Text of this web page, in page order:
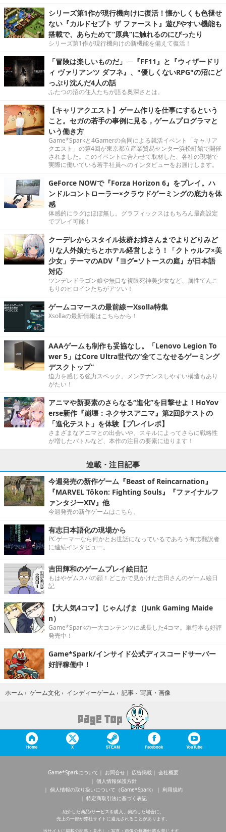
シリーズ第1作が現行機向けに復活！懐かしくも色褪せ
ない『カルドセプト ザ ファースト』遊びやすい機能も
搭載で、あらためて“原典”に触れるのにぴったり
シリーズ第1作が現行機向けの新機能を備えて復活！
「冒険は楽しいものだ」 ─『FF11』と『ウィザードリ
ィ ヴァリアンツ ダフネ』、"優しくないRPG"の沼にど
っぷり沈んだ4人の話
ふたつの沼の住人たちが語る奥深さとは。
【キャリアクエスト】ゲーム作りを仕事にするという
こと。セガの若手の事例に見る，ゲームプログラマと
いう働き方
Game*Sparkと4Gamerの合同による就活イベント「キャリア
クエスト」の第4回が東京都立産業貿易センター浜松町館で開催
されました。このイベントに合わせて取材した、各社の現場で
実際に働いている若手社員へのインタビューをお届けします。
GeForce NOWで『Forza Horizon 6』をプレイ。ハ
ンドルコントローラー×クラウドゲーミングの底力を体
感
体感的にラグはほぼ無し。グラフィックスはもちろん最高設定
でプレイ可能！
クーデレからスタイル抜群お姉さんまでよりどりみど
りな人外娘たちとホテル経営しよう！「クトゥルフ×美
少女」テーマのADV『ヨグ=ソトースの庭』が日本語
対応
ツンデレドラゴン娘や無口な複眼死神美少女など、属性てんこ
もりのヒロインたちがアツい！
ゲームコマースの最前線ーXsolla特集
Xsollaの最新情報はこちらから！
AAAゲームも制作も妥協なし。「Lenovo Legion To
wer 5」はCore Ultra世代の“全てこなせるゲーミング
デスクトップ”
迫力を感じる強力スペック。メンテナンスしやすい構造もあり
がたい！
アニマや新要素のさらなる“進化”を目撃せよ！HoYov
erse新作『崩壊：ネクサスアニマ』第2回βテストの
「進化テスト」を体験【プレイレポ】
さまざまなアニマとの出会いや、スキルによってさらに戦略性
が増したバトルなど、本作の注目の要素に迫ります！
連載・注目記事
今週発売の新作ゲーム『Beast of Reincarnation』
『MARVEL Tōkon: Fighting Souls』『ファイナルフ
ァンタジーXIV』他
今週発売の新作ゲームはこちら。
有志日本語化の現場から
PCゲーマーなら何かとお世話になっているであろう有志翻訳者
に連続インタビュー。
吉田輝和のゲームプレイ絵日記
もはやゲムスパの顔！どこかで見かけた吉田さんのゲーム絵日
記
【大人気4コマ】じゃんげま（Junk Gaming Maide
n）
Game*Sparkの一大コンテンツに成長した4コマ。単行本も好評
発売中！
Game*Spark/インサイド公式ディスコードサーバー
好評稼働中！
ホーム › ゲーム文化 › インディーゲーム › 記事 › 写真・画像
Home X STEAM Facebook YouTube
Game*Sparkについて お問合せ 広告掲載
会社概要
個人情報保護方針
個人情報の取り扱いについて（Game*Spark）
利用規約
特定商取引法に基づく表記
紹介した商品/サービスを購入、契約した場合に、
売上の一部が弊社サイトに還元されることがあります。